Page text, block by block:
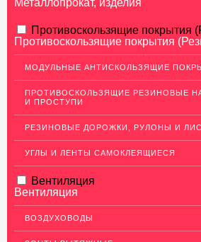
Металлопрокат, изделия
АЛЮМИНИЕВЫЙ ПРОКАТ
Перфорированный лист
Алюминиевые листы
Гладкие алюминиевые листы
Рифленые алюминиевые листы
Алюминиевые профили
Алюминиевые трубы
Профиль для гипсокартона, МДФ, панелей
Противоскользящие
Противоскользящие покрытия
МОДУЛЬНЫЕ АНТИСКОЛЬЗЯЩИЕ
ПРОТИВОСКОЛЬЗЯЩИЕ РЕЗИНОВЫЕ
И ПРОСТУПИ
РЕЗИНОВЫЕ ДОРОЖКИ, РУЛОНЫ И
УГЛЫ И ЛЕНТЫ САМОКЛЕЯЩИЕСЯ
Вентиляция
Вентиляция
ВОЗДУХОВОДЫ